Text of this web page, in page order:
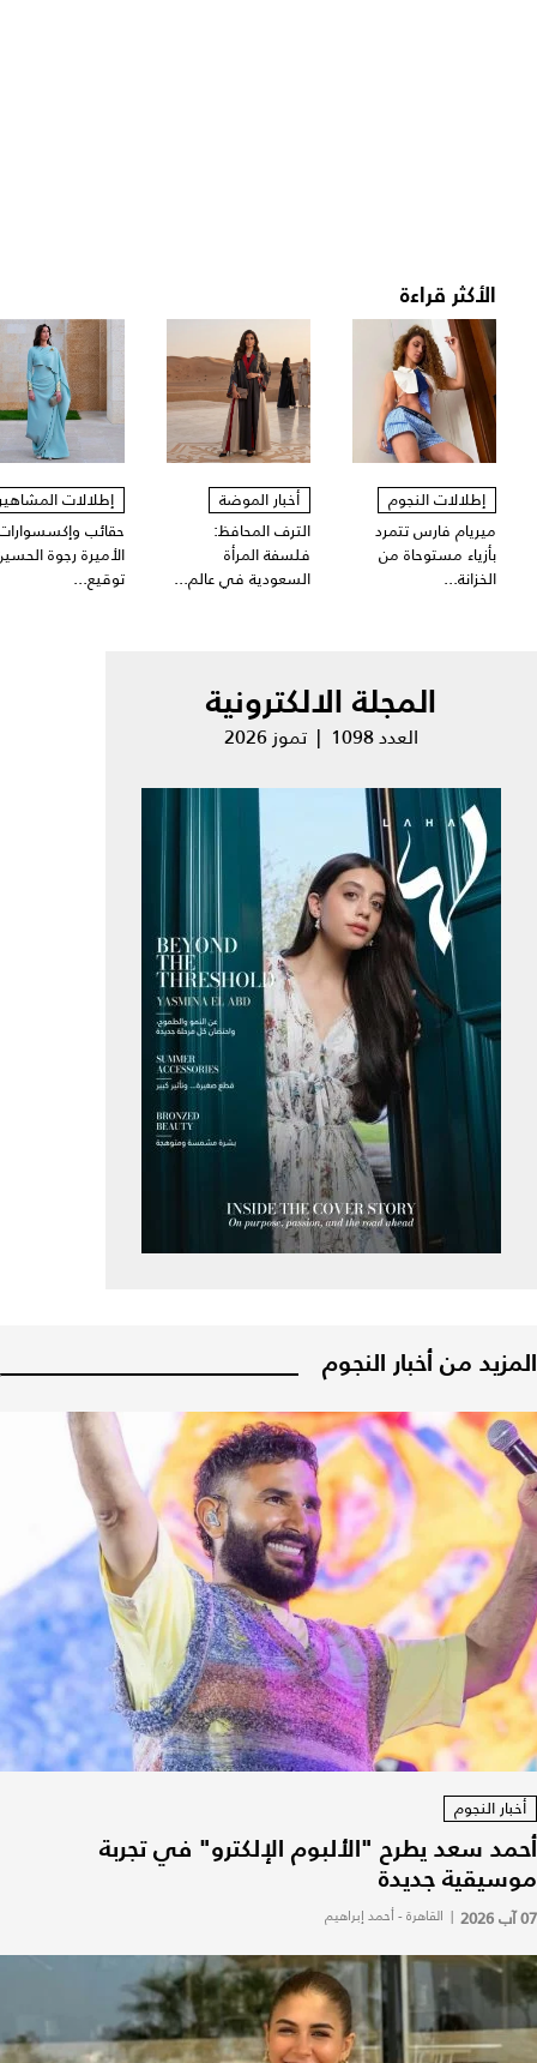
الأكثر قراءة
إطلالات النجوم
ميريام فارس تتمرد
بأزياء مستوحاة من
الخزانة...
أخبار الموضة
الترف المحافظ:
فلسفة المرأة
السعودية في عالم...
إطلالات
حقائب
الأميرة رجوة
توقيع...
المجلة الالكترونية
العدد 1098 | تموز 2026
المزيد من أخبار النجوم
أخبار النجوم
أحمد سعد يطرح "الألبوم الإلكترو" في تجربة
موسيقية جديدة
07 آب 2026 | القاهرة - أحمد إبراهيم